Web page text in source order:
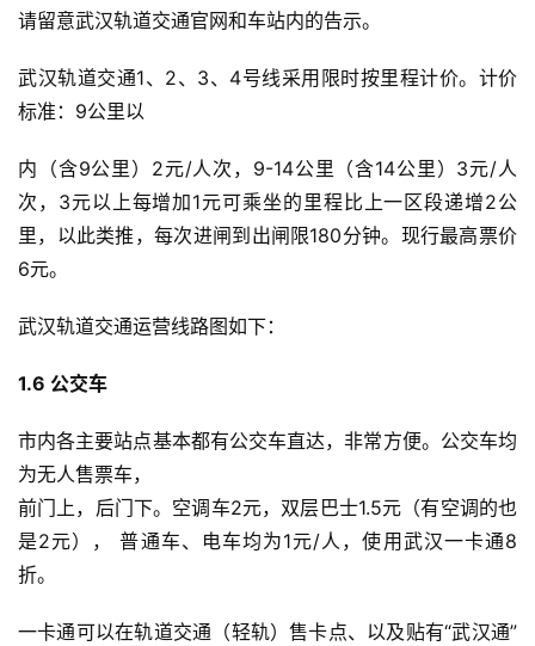
请留意武汉轨道交通官网和车站内的告示。
武汉轨道交通1、2、3、4号线采用限时按里程计价。计价
标准：9公里以
内（含9公里）2元/人次，9-14公里（含14公里）3元/人
次，3元以上每增加1元可乘坐的里程比上一区段递增2公
里，以此类推，每次进闸到出闸限180分钟。现行最高票价
6元。
武汉轨道交通运营线路图如下：
1.6 公交车
市内各主要站点基本都有公交车直达，非常方便。公交车均
为无人售票车，
前门上，后门下。空调车2元，双层巴士1.5元（有空调的也
是2元）， 普通车、电车均为1元/人，使用武汉一卡通8
折。
一卡通可以在轨道交通（轻轨）售卡点、以及贴有“武汉通”